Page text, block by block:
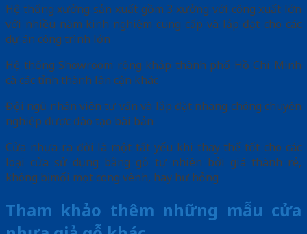
Hệ thống xưởng sản xuất gồm 3 xưởng với công xuất lớn
với nhiều năm kinh nghiệm cung cấp và lắp đặt cho các
dự án công trình lớn
Hệ thống Showroom rộng khắp thành phố Hồ Chí Minh
cà các tỉnh thành lân cận khác
Đội ngũ nhân viên tư vấn và lắp đặt nhang chóng chuyên
nghiệp được đào tạo bài bản
Cửa nhựa ra đời là một tất yếu khi thay thế tốt cho các
loại cửa sử dụng bằng gỗ tự nhiên bởi giá thành rẻ,
không bị mối mọt cong vênh, hay hư hỏng
Tham khảo thêm những mẫu cửa